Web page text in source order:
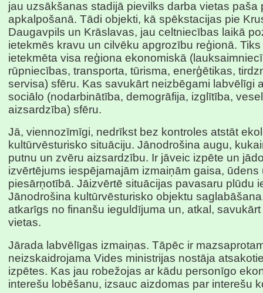
jau uzsākšanas stadijā pievilks darba vietas paša
apkalpošanā. Tādi objekti, kā spēkstacijas pie
Daugavpils un Krāslavas, jau celtniecības laikā
ietekmēs kravu un cilvēku apgrozību reģionā.
ietekmēta visa reģiona ekonomiskā
rūpniecības, transporta, tūrisma, enerģētikas,
servisa) sfēru. Kas savukārt neizbēgami labvēlīgi
sociālo (nodarbinātība, demogrāfija, izglītība,
aizsardzība) sfēru.
Jā, viennozīmīgi, nedrīkst bez kontroles atstāt
kultūrvēsturisko situāciju. Jānodrošina augu,
putnu un zvēru aizsardzību. Ir jāveic izpēte un
izvērtējums iespējamajām izmaiņām gaisa,
piesārņotībā. Jāizvērtē situācijas pavasaru plūdu
Jānodrošina kultūrvēsturisko objektu
atkarīgs no finanšu ieguldījuma un, atkal,
vietas.
Jārada labvēlīgas izmaiņas. Tāpēc ir
neizskaidrojama Vides ministrijas nostāja
izpētes. Kas jau robežojas ar kādu personīgo
interešu lobēšanu, izsauc aizdomas par interešu